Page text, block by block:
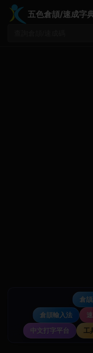
五色倉頡/速成字
倉
倉頡輸入法
中文打字平台
工